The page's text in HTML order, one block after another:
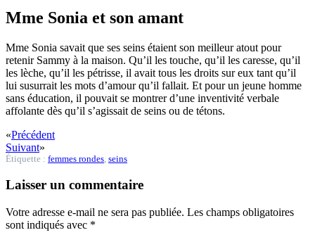
Mme Sonia et son amant
Mme Sonia savait que ses seins étaient son meilleur atout pour
retenir Sammy à la maison. Qu’il les touche, qu’il les caresse, qu’il
les lèche, qu’il les pétrisse, il avait tous les droits sur eux tant qu’il
lui susurrait les mots d’amour qu’il fallait. Et pour un jeune homme
sans éducation, il pouvait se montrer d’une inventivité verbale
affolante dès qu’il s’agissait de seins ou de tétons.
«Précédent
Suivant»
Étiquette : femmes rondes seins
Laisser un commentaire
Votre adresse e-mail ne sera pas publiée. Les champs obligatoires
sont indiqués avec *